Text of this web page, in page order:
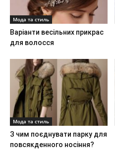
Мода та стиль
Варіанти весільних прикрас
для волосся
Мода та стиль
З чим поєднувати парку для
повсякденного носіння?